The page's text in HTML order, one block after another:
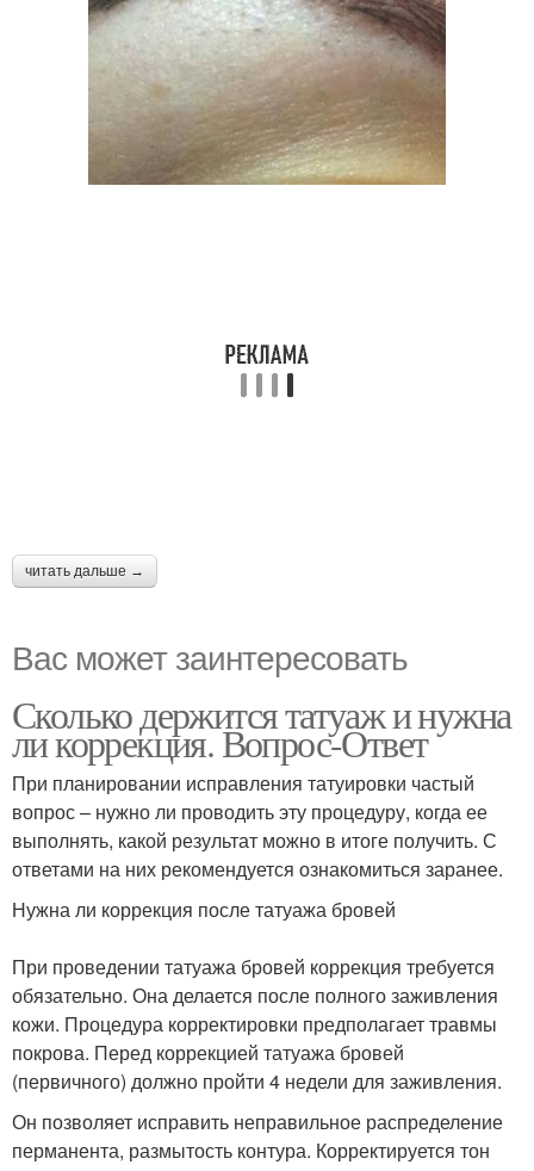
читать дальше →
Вас может заинтересовать
Сколько держится татуаж и нужна
ли коррекция. Вопрос-Ответ
При планировании исправления татуировки частый
вопрос – нужно ли проводить эту процедуру, когда ее
выполнять, какой результат можно в итоге получить. С
ответами на них рекомендуется ознакомиться заранее.
Нужна ли коррекция после татуажа бровей
При проведении татуажа бровей коррекция требуется
обязательно. Она делается после полного заживления
кожи. Процедура корректировки предполагает травмы
покрова. Перед коррекцией татуажа бровей
(первичного) должно пройти 4 недели для заживления.
Он позволяет исправить неправильное распределение
перманента, размытость контура. Корректируется тон